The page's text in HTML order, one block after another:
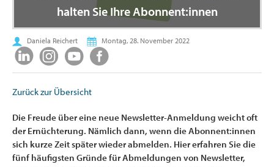
halten Sie Ihre Abonnent:innen
Daniela Reichert Montag, 28. November 2022
Zurück zur Übersicht
Die Freude über eine neue Newsletter-Anmeldung weicht oft
der Ernüchterung. Nämlich dann, wenn die Abonnent:innen
sich kurze Zeit später wieder abmelden. Hier erfahren Sie die
fünf häufigsten Gründe für Abmeldungen von Newsletter,